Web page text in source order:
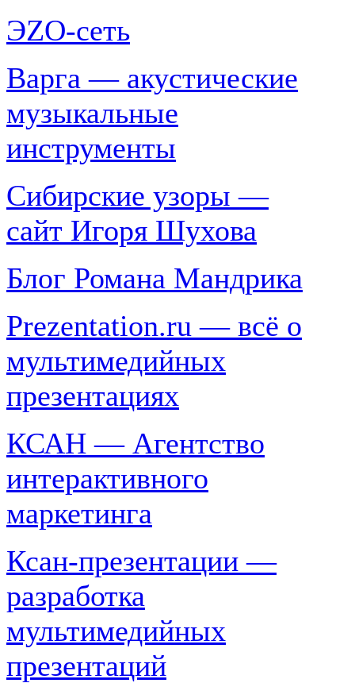
ЭZО-сеть
Варга — акустические
музыкальные
инструменты
Сибирские узоры —
сайт Игоря Шухова
Блог Романа Мандрика
Prezentation.ru — всё о
мультимедийных
презентациях
КСАН — Агентство
интерактивного
маркетинга
Ксан-презентации —
разработка
мультимедийных
презентаций